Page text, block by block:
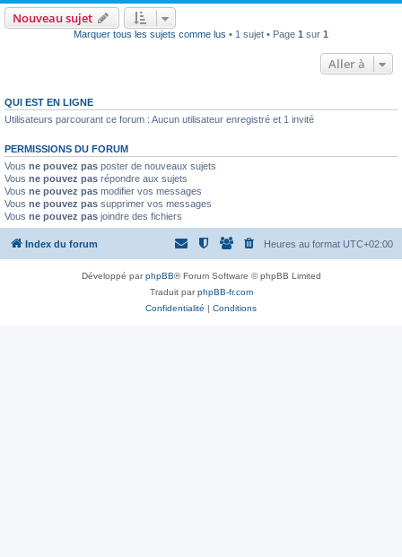
e
Nouveau sujet
Marquer tous les sujets comme lus • 1 sujet • Page 1 sur 1
Aller à
QUI EST EN LIGNE
Utilisateurs parcourant ce forum : Aucun utilisateur enregistré et 1 invité
PERMISSIONS DU FORUM
Vous ne pouvez pas poster de nouveaux sujets
Vous ne pouvez pas répondre aux sujets
Vous ne pouvez pas modifier vos messages
Vous ne pouvez pas supprimer vos messages
Vous ne pouvez pas joindre des fichiers
Index du forum Heures au format UTC+02:00
Développé parphpBB® Forum Software © phpBB Limited
Traduit parphpBB-fr.com
Confidentialité | Conditions